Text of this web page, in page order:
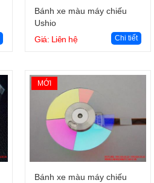
Giỏ hàng
Bánh xe màu máy chiếu
Ushio
Giá: Liên hệ
Chi tiết
MỚI
Giỏ hàng
Bánh xe màu máy chiếu